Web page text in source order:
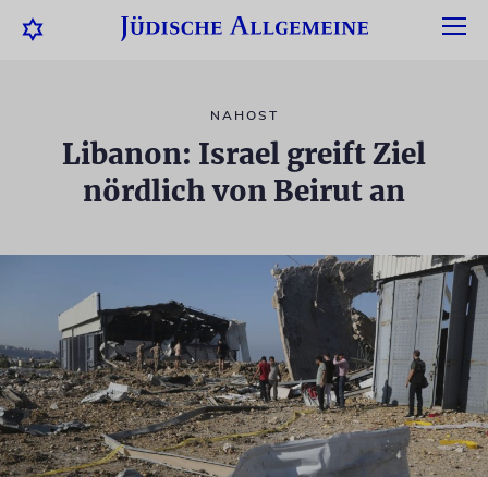
NAHOST
Libanon: Israel greift Ziel
nördlich von Beirut an